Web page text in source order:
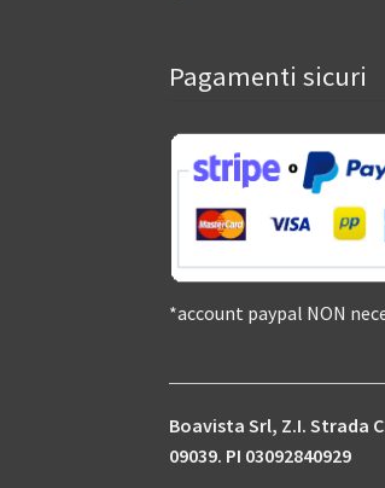
Pagamenti sicuri
*account paypal NON
Boavista Srl, Z.I. Strada
09039. PI 03092840929